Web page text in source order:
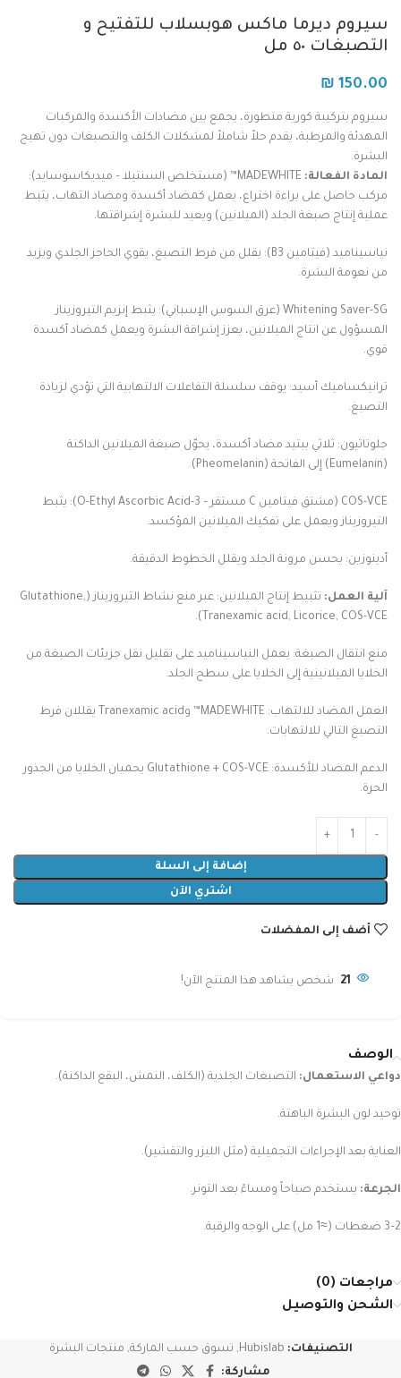
سيروم ديرما ماكس هوبسلاب للتفتيح و
التصبغات ٥٠ مل
₪ 150.00
سيروم بتركيبة كورية متطورة، يجمع بين مضادات الأكسدة والمركبات
المهدئة والمرطبة، يقدم حلاً شاملاً لمشكلات الكلف والتصبغات دون تهيج
البشرة.
المادة الفعالة:
MADEWHITE™ (مستخلص السنتيلا – ميديكاسوسايد):
مركب حاصل على براءة اختراع، يعمل كمضاد أكسدة ومضاد التهاب، يثبط
عملية إنتاج صبغة الجلد (الميلانين) ويعيد للبشرة إشراقتها.
نياسيناميد (فيتامين B3): يقلل من فرط التصبغ، يقوي الحاجز الجلدي ويزيد
من نعومة البشرة.
Whitening Saver-SG (عرق السوس الإسباني): يثبط إنزيم التيروزيناز
المسؤول عن انتاج الميلانين، يعزز إشراقة البشرة ويعمل كمضاد أكسدة
قوي.
ترانيكساميك أسيد: يوقف سلسلة التفاعلات الالتهابية التي تؤدي لزيادة
التصبغ.
جلوتاثيون: ثلاثي ببتيد مضاد أكسدة، يحوّل صبغة الميلانين الداكنة
(Eumelanin) إلى الفاتحة (Pheomelanin).
COS-VCE (مشتق فيتامين C مستقر – 3-O-Ethyl Ascorbic Acid): يثبط
التيروزيناز ويعمل على تفكيك الميلانين المؤكسد.
أدينوزين: يحسن مرونة الجلد ويقلل الخطوط الدقيقة.
آلية العمل:
تثبيط إنتاج الميلانين: عبر منع نشاط التيروزيناز (Glutathione,
Tranexamic acid, Licorice, COS-VCE).
منع انتقال الصبغة: يعمل النياسيناميد على تقليل نقل جزيئات الصبغة من
الخلايا الميلانينية إلى الخلايا على سطح الجلد.
العمل المضاد للالتهاب: MADEWHITE™ وTranexamic acid يقللان فرط
التصبغ التالي للالتهابات.
الدعم المضاد للأكسدة: Glutathione + COS-VCE يحميان الخلايا من الجذور
الحرة.
إضافة إلى السلة
اشتري الآن
أضف إلى المفضلات
21 شخص يشاهد هذا المنتج الآن!
الوصف
دواعي الاستعمال: التصبغات الجلدية (الكلف، النمش، البقع الداكنة).
توحيد لون البشرة الباهتة.
العناية بعد الإجراءات التجميلية (مثل الليزر والتقشير).
الجرعة: يستخدم صباحاً ومساءً بعد التونر.
2–3 ضغطات (≈1 مل) على الوجه والرقبة.
مراجعات (0)
الشحن والتوصيل
التصنيفات: Hubislab
, تسوق حسب الماركة, منتجات البشرة
مشاركة: